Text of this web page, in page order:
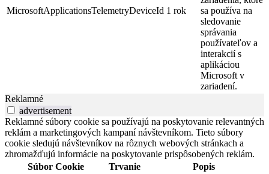
MicrosoftApplicationsTelemetryDeviceId 1 rok
sa používa na
sledovanie
správania
používateľov a
interakcií s
aplikáciou
Microsoft v
zariadení.
Reklamné
advertisement
Reklamné súbory cookie sa používajú na poskytovanie relevantných
reklám a marketingových kampaní návštevníkom. Tieto súbory
cookie sledujú návštevníkov na rôznych webových stránkach a
zhromažďujú informácie na poskytovanie prispôsobených reklám.
Súbor Cookie
Trvanie Popis